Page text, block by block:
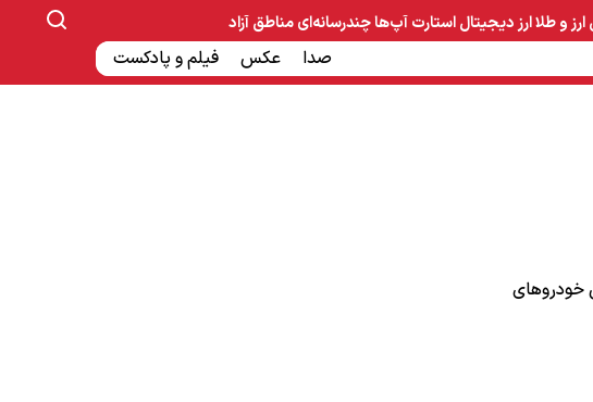
صنایع غذایی و دارویی ساخت و ساز بانک و بیمه
ارز و طلاارز دیجیتالاستارت آپ‌هاچندرسانه‌ای
صدا عکس فیلم و پادکست
مناطق آزاد